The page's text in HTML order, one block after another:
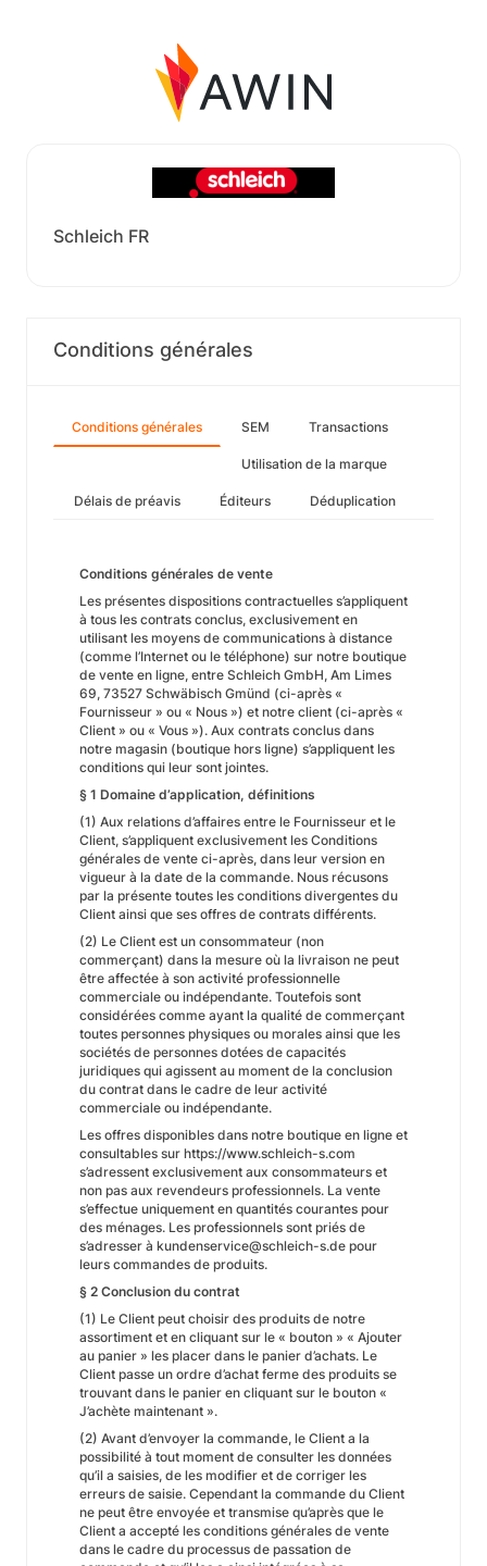
Schleich FR
Conditions générales
Conditions générales SEM Transactions
Utilisation de la marque
Délais de préavis Éditeurs Déduplication
Conditions générales de vente
Les présentes dispositions contractuelles s’appliquent
à tous les contrats conclus, exclusivement en
utilisant les moyens de communications à distance
(comme l’Internet ou le téléphone) sur notre boutique
de vente en ligne, entre Schleich GmbH, Am Limes
69, 73527 Schwäbisch Gmünd (ci-après «
Fournisseur » ou « Nous ») et notre client (ci-après «
Client » ou « Vous »). Aux contrats conclus dans
notre magasin (boutique hors ligne) s’appliquent les
conditions qui leur sont jointes.
§ 1 Domaine d’application, définitions
(1) Aux relations d’affaires entre le Fournisseur et le
Client, s’appliquent exclusivement les Conditions
générales de vente ci-après, dans leur version en
vigueur à la date de la commande. Nous récusons
par la présente toutes les conditions divergentes du
Client ainsi que ses offres de contrats différents.
(2) Le Client est un consommateur (non
commerçant) dans la mesure où la livraison ne peut
être affectée à son activité professionnelle
commerciale ou indépendante. Toutefois sont
considérées comme ayant la qualité de commerçant
toutes personnes physiques ou morales ainsi que les
sociétés de personnes dotées de capacités
juridiques qui agissent au moment de la conclusion
du contrat dans le cadre de leur activité
commerciale ou indépendante.
Les offres disponibles dans notre boutique en ligne et
consultables sur https://www.schleich-s.com
s’adressent exclusivement aux consommateurs et
non pas aux revendeurs professionnels. La vente
s’effectue uniquement en quantités courantes pour
des ménages. Les professionnels sont priés de
s’adresser à kundenservice@schleich-s.de pour
leurs commandes de produits.
§ 2 Conclusion du contrat
(1) Le Client peut choisir des produits de notre
assortiment et en cliquant sur le « bouton » « Ajouter
au panier » les placer dans le panier d’achats. Le
Client passe un ordre d’achat ferme des produits se
trouvant dans le panier en cliquant sur le bouton «
J’achète maintenant ».
(2) Avant d’envoyer la commande, le Client a la
possibilité à tout moment de consulter les données
qu’il a saisies, de les modifier et de corriger les
erreurs de saisie. Cependant la commande du Client
ne peut être envoyée et transmise qu’après que le
Client a accepté les conditions générales de vente
dans le cadre du processus de passation de